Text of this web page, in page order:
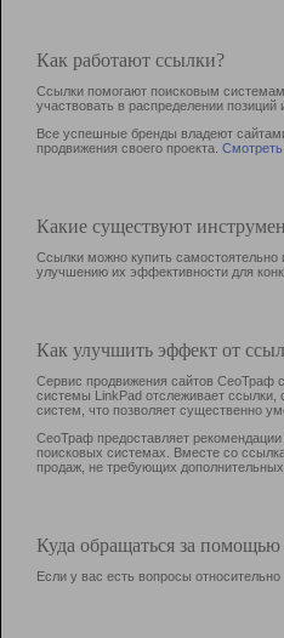
Как работают ссылки?
Ссылки помогают поисковым системам
участвовать в раcпределении позиций
Все успешные бренды владеют
продвижения своего проекта.
Какие существуют
Ссылки можно купить самостоятельно
улучшению их эффективности для
Как улучшить эффект от
Сервис продвижения сайтов СеоТраф
системы LinkPad отслеживает ссылки,
систем, что позволяет существенно
СеоТраф предоставляет рекомендации
поисковых системах. Вместе со
продаж, не требующих
Куда обращаться за
Если у вас есть вопросы